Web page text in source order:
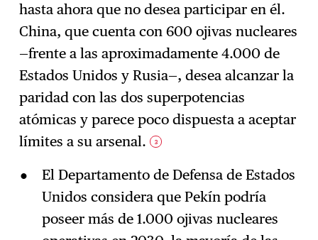
hasta ahora que no desea participar en él.
China, que cuenta con 600 ojivas nucleares
—frente a las aproximadamente 4.000 de
Estados Unidos y Rusia—, desea alcanzar la
paridad con las dos superpotencias
atómicas y parece poco dispuesta a aceptar
límites a su arsenal. 3
El Departamento de Defensa de Estados
Unidos considera que Pekín podría
poseer más de 1.000 ojivas nucleares